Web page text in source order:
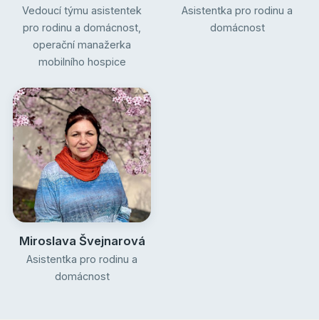
Vedoucí týmu asistentek
pro rodinu a domácnost,
operační manažerka
mobilního hospice
Asistentka pro rodinu a
domácnost
Miroslava Švejnarová
Asistentka pro rodinu a
domácnost